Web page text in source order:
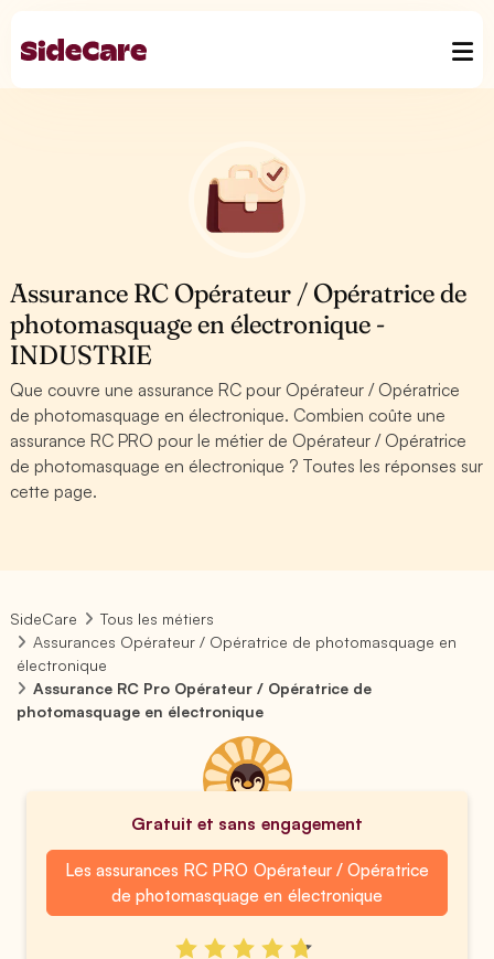
Assurance RC Opérateur / Opératrice de
photomasquage en électronique -
INDUSTRIE
Que couvre une assurance RC pour Opérateur / Opératrice
de photomasquage en électronique. Combien coûte une
assurance RC PRO pour le métier de Opérateur / Opératrice
de photomasquage en électronique ? Toutes les réponses sur
cette page.
SideCare
Tous les métiers
Assurances Opérateur / Opératrice de photomasquage en
électronique
Assurance RC Pro Opérateur / Opératrice de
photomasquage en électronique
Gratuit et sans engagement
Les assurances RC PRO Opérateur / Opératrice
de photomasquage en électronique